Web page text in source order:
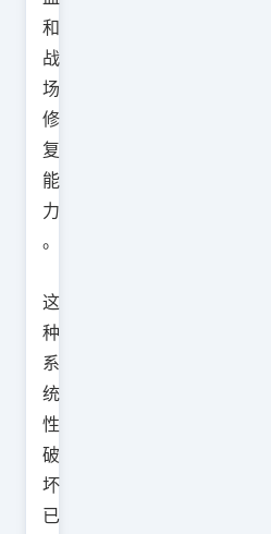
和
战
场
修
复
能
力
。
这
种
系
统
性
破
坏
已